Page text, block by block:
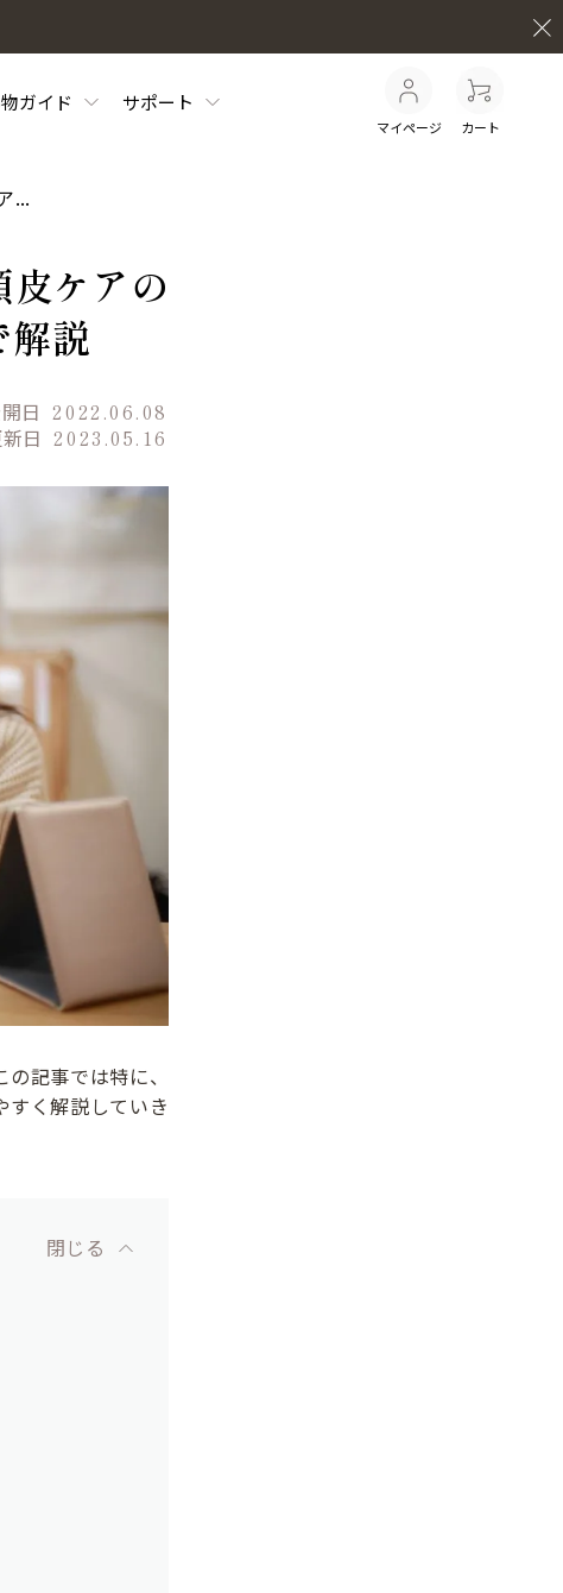
ガイド サポート
マイページ カート
...
ケアの
説
日 2022.06.08
日 2023.05.16
記事では特に、
すく解説していき
閉じる